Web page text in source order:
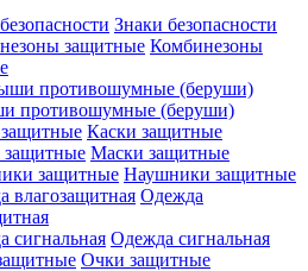
Знаки безопасности
Комбинезоны
противошумные (беруши)
Каски защитные
Маски защитные
Наушники защитные
Одежда
Одежда сигнальная
Очки защитные